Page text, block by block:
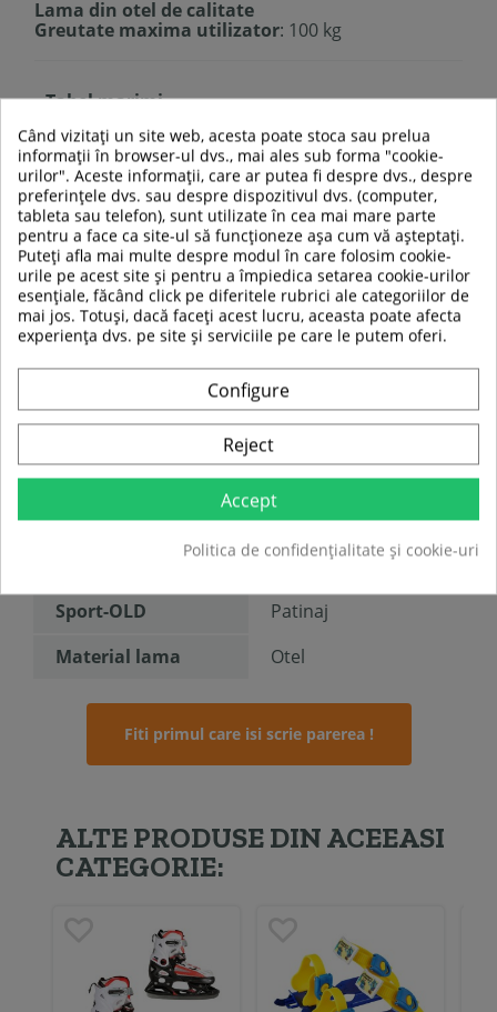
Lama din otel de calitate
Greutate maxima utilizator: 100 kg
Tabel marimi
Marimi
25 26 27 28 29 30
Lungime
talpa
(cm)
15 15,5 16,5 17 17,5 18,5
Marimi 37 38 39 40 41 42
Lungime
talpa
(cm)
23 24 24,5 25,5 26 26,5
TABEL DE DATE
Culoare
Multicolor
Tip-OLD
Fixe
Barbati
Sport-OLD
Patinaj
Material lama
Otel
Fiti primul care isi scrie parerea !
ALTE PRODUSE DIN ACEEASI
CATEGORIE:
Când vizitați un site web, acesta poate stoca sau prelua
informații în browser-ul dvs., mai ales sub forma "cookie-
urilor". Aceste informații, care ar putea fi despre dvs., despre
preferințele dvs. sau despre dispozitivul dvs. (computer,
tableta sau telefon), sunt utilizate în cea mai mare parte
pentru a face ca site-ul să funcționeze așa cum vă așteptați.
Puteți afla mai multe despre modul în care folosim cookie-
urile pe acest site și pentru a împiedica setarea cookie-urilor
esențiale, făcând click pe diferitele rubrici ale categoriilor de
mai jos. Totuși, dacă faceți acest lucru, aceasta poate afecta
experiența dvs. pe site și serviciile pe care le putem oferi.
Configure
Reject
Accept
Politica de confidențialitate și cookie-uri